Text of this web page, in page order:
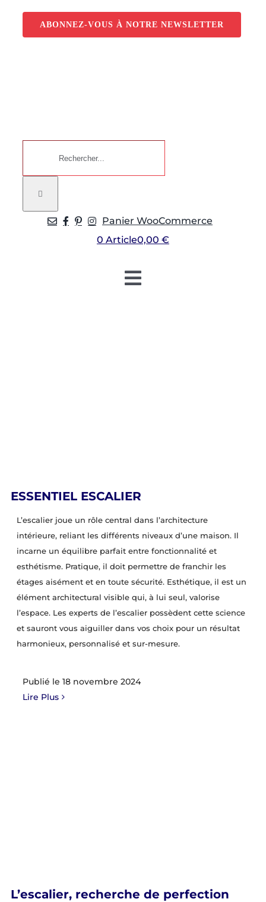
contenu
ABONNEZ-VOUS À NOTRE NEWSLETTER
Panier WooCommerce
0 Article0,00 €
Toggle
ESSENTIEL ESCALIER
L’escalier joue un rôle central dans l’architecture
intérieure, reliant les différents niveaux d’une maison. Il
incarne un équilibre parfait entre fonctionnalité et
esthétisme. Pratique, il doit permettre de franchir les
étages aisément et en toute sécurité. Esthétique, il est un
élément architectural visible qui, à lui seul, valorise
l’espace. Les experts de l’escalier possèdent cette science
et sauront vous aiguiller dans vos choix pour un résultat
harmonieux, personnalisé et sur-mesure.
18 novembre 2024
Lire Plus
L’escalier, recherche de perfection